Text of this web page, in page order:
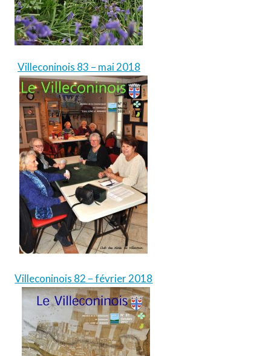
Villeconinois 83 – mai 2018
Villeconinois 82 – février 2018